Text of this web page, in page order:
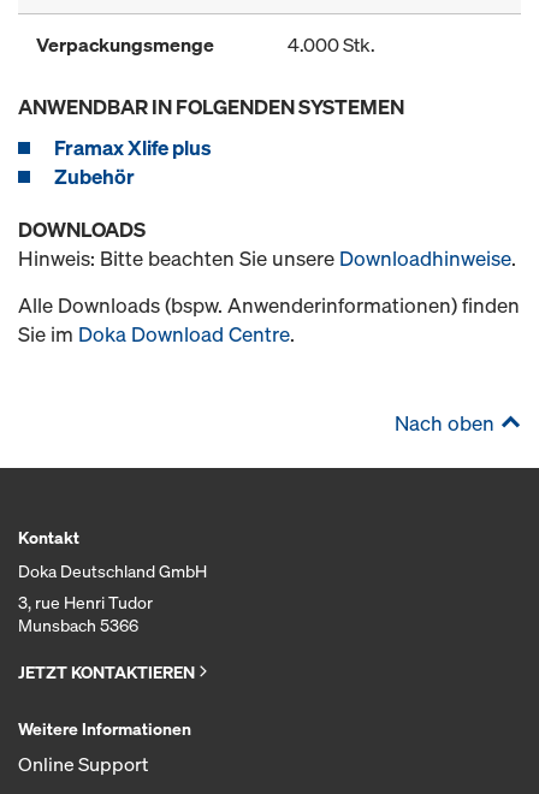
Verpackungsmenge 4.000 Stk.
ANWENDBAR IN FOLGENDEN SYSTEMEN
Framax Xlife plus
Zubehör
DOWNLOADS
Hinweis: Bitte beachten Sie unsere Downloadhinweise.
Alle Downloads (bspw. Anwenderinformationen) finden
Sie im Doka Download Centre.
Nach oben
Kontakt
Doka Deutschland GmbH
3, rue Henri Tudor
Munsbach 5366
JETZT KONTAKTIEREN
Weitere Informationen
Online Support